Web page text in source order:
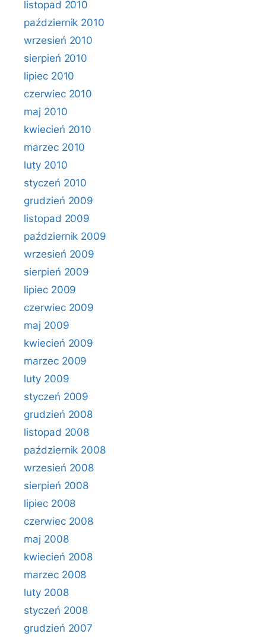
listopad 2010
październik 2010
wrzesień 2010
sierpień 2010
lipiec 2010
czerwiec 2010
maj 2010
kwiecień 2010
marzec 2010
luty 2010
styczeń 2010
grudzień 2009
listopad 2009
październik 2009
wrzesień 2009
sierpień 2009
lipiec 2009
czerwiec 2009
maj 2009
kwiecień 2009
marzec 2009
luty 2009
styczeń 2009
grudzień 2008
listopad 2008
październik 2008
wrzesień 2008
sierpień 2008
lipiec 2008
czerwiec 2008
maj 2008
kwiecień 2008
marzec 2008
luty 2008
styczeń 2008
grudzień 2007